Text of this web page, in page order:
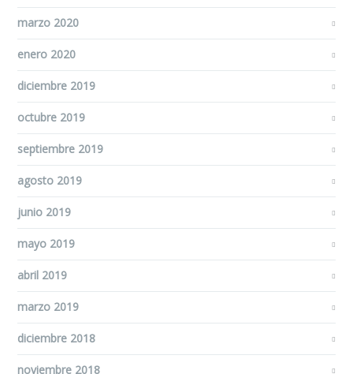
marzo 2020
enero 2020
diciembre 2019
octubre 2019
septiembre 2019
agosto 2019
junio 2019
mayo 2019
abril 2019
marzo 2019
diciembre 2018
noviembre 2018